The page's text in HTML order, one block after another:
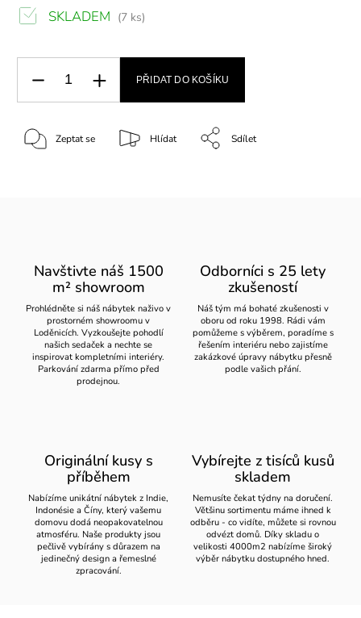
SKLADEM (7 ks)
PŘIDAT DO KOŠÍKU
Zeptat se Hlídat Sdílet
Navštivte náš 1500
m² showroom
Prohlédněte si náš nábytek naživo v
prostorném showroomu v
Loděnicích. Vyzkoušejte pohodlí
našich sedaček a nechte se
inspirovat kompletními interiéry.
Parkování zdarma přímo před
prodejnou.
Odborníci s 25 lety
zkušeností
Náš tým má bohaté zkušenosti v
oboru od roku 1998. Rádi vám
pomůžeme s výběrem, poradíme s
řešením interiéru nebo zajistíme
zakázkové úpravy nábytku přesně
podle vašich přání.
Originální kusy s
příběhem
Nabízíme unikátní nábytek z Indie,
Indonésie a Číny, který vašemu
domovu dodá neopakovatelnou
atmosféru. Naše produkty jsou
pečlivě vybírány s důrazem na
jedinečný design a řemeslné
zpracování.
Vybírejte z tisíců kusů
skladem
Nemusíte čekat týdny na doručení.
Většinu sortimentu máme ihned k
odběru - co vidíte, můžete si rovnou
odvézt domů. Díky skladu o
velikosti 4000m2 nabízíme široký
výběr nábytku dostupného hned.